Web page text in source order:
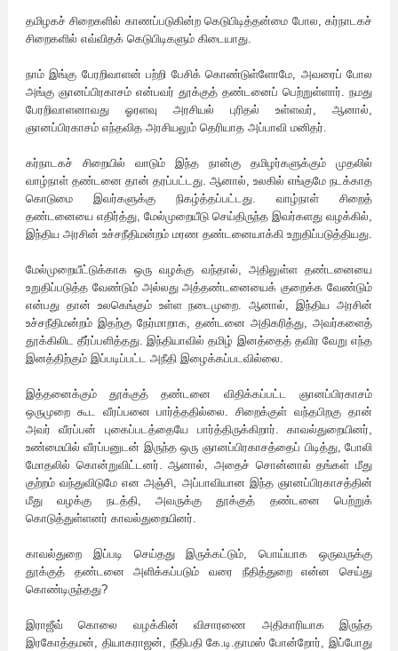
தமிழகச் சிறைகளில் காணப்படுகின்ற கெடுபிடித்தன்மை போல, கர்நாடகச்
சிறைகளில் எவ்விதக் கெடுபிடிகளும் கிடையாது.
நாம் இங்கு பேரறிவாளன் பற்றி பேசிக் கொண்டுள்ளோமே, அவரைப் போல
அங்கு ஞானப்பிரகாசம் என்பவர் தூக்குத் தண்டனைப் பெற்றுள்ளார். நமது
பேரறிவாளனாவது ஓரளவு அரசியல் புரிதல் உள்ளவர், ஆனால்,
ஞானப்பிரகாசம் எந்தவித அரசியலும் தெரியாத அப்பாவி மனிதர்.
கர்நாடகச் சிறையில் வாடும் இந்த நான்கு தமிழர்களுக்கும் முதலில்
வாழ்நாள் தண்டனை தான் தரப்பட்டது. ஆனால், உலகில் எங்குமே நடக்காத
கொடுமை இவர்களுக்கு நிகழ்த்தப்பட்டது. வாழ்நாள் சிறைத்
தண்டனையை எதிர்த்து, மேல்முறையீடு செய்திருந்த இவர்களது வழக்கில்,
இந்திய அரசின் உச்சநீதிமன்றம் மரண தண்டனையாக்கி உறுதிப்படுத்தியது.
மேல்முறையீட்டுக்காக ஒரு வழக்கு வந்தால், அதிலுள்ள தண்டனையை
உறுதிப்படுத்த வேண்டும் அல்லது அத்தண்டனையைக் குறைக்க வேண்டும்
என்பது தான் உலகெங்கும் உள்ள நடைமுறை. ஆனால், இந்திய அரசின்
உச்சநீதிமன்றம் இதற்கு நேர்மாறாக, தண்டனை அதிகரித்து, அவர்களைத்
தூக்கிலிட தீர்ப்பளித்தது. இந்தியாவில் தமிழ் இனத்தைத் தவிர வேறு எந்த
இனத்திற்கும் இப்படிப்பட்ட அநீதி இழைக்கப்படவில்லை.
இத்தனைக்கும் தூக்குத் தண்டனை விதிக்கப்பட்ட ஞானப்பிரகாசம்
ஒருமுறை கூட வீரப்பனை பார்த்ததில்லை. சிறைக்குள் வந்தபிறகு தான்
அவர் வீரப்பன் புகைப்படத்தையே பார்த்திருக்கிறார். காவல்துறையினர்,
உண்மையில் வீரப்பனுடன் இருந்த ஒரு ஞானப்பிரகாசத்தைப் பிடித்து, போலி
மோதலில் கொன்றுவிட்டனர். ஆனால், அதைச் சொன்னால் தங்கள் மீது
குற்றம் வந்துவிடுமே என அஞ்சி, அப்பாவியான இந்த ஞானப்பிரகாசத்தின்
மீது வழக்கு நடத்தி, அவருக்கு தூக்குத் தண்டனை பெற்றுக்
கொடுத்துள்ளனர் காவல்துறையினர்.
காவல்துறை இப்படி செய்தது இருக்கட்டும், பொய்யாக ஒருவருக்கு
தூக்குத் தண்டனை அளிக்கப்படும் வரை நீதித்துறை என்ன செய்து
கொண்டிருந்தது?
இராஜீவ் கொலை வழக்கின் விசாரணை அதிகாரியாக இருந்த
இரகோத்தமன், தியாகராஜன், நீதிபதி கே.டி.தாமஸ் போன்றோர், இப்போது